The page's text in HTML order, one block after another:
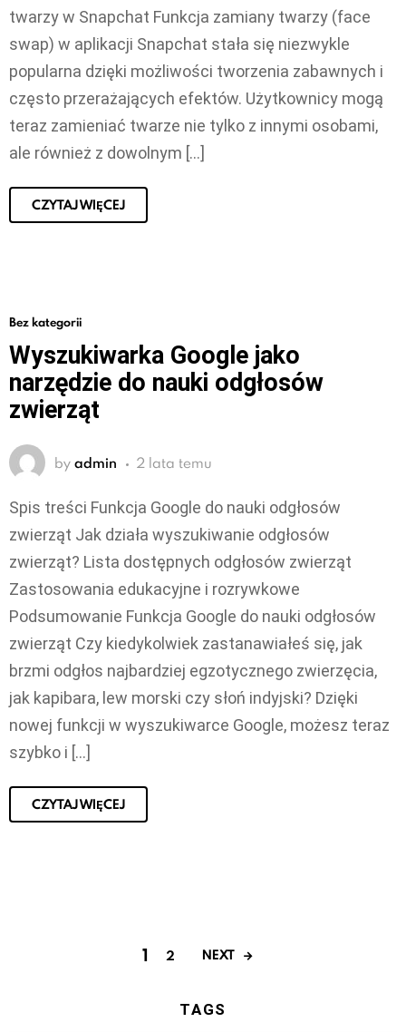
twarzy w Snapchat Funkcja zamiany twarzy (face
swap) w aplikacji Snapchat stała się niezwykle
popularna dzięki możliwości tworzenia zabawnych i
często przerażających efektów. Użytkownicy mogą
teraz zamieniać twarze nie tylko z innymi osobami,
ale również z dowolnym […]
CZYTAJ WIĘCEJ
Bez kategorii
Wyszukiwarka Google jako
narzędzie do nauki odgłosów
zwierząt
by admin 2 lata temu
Spis treści Funkcja Google do nauki odgłosów
zwierząt Jak działa wyszukiwanie odgłosów
zwierząt? Lista dostępnych odgłosów zwierząt
Zastosowania edukacyjne i rozrywkowe
Podsumowanie Funkcja Google do nauki odgłosów
zwierząt Czy kiedykolwiek zastanawiałeś się, jak
brzmi odgłos najbardziej egzotycznego zwierzęcia,
jak kapibara, lew morski czy słoń indyjski? Dzięki
nowej funkcji w wyszukiwarce Google, możesz teraz
szybko i […]
CZYTAJ WIĘCEJ
1 2 NEXT
TAGS